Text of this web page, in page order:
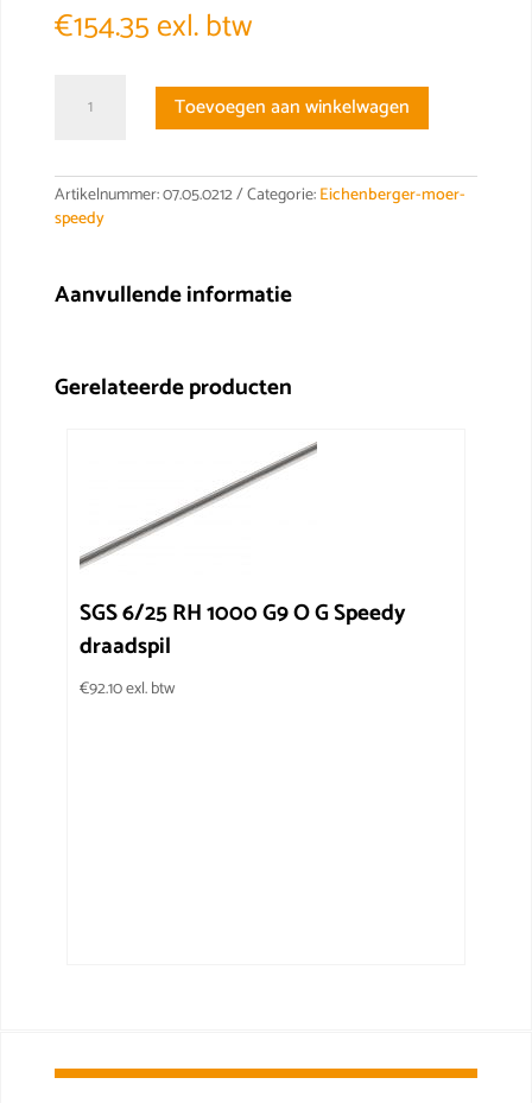
€154.35exl. btw
G
Speedy
moer
Toevoegen aan winkelwagen
Artikelnummer:07.05.0212 Categorie:Eichenberger-moer-
speedy
Aanvullende informatie
Gerelateerde producten
SGS 6/25 RH 1000 G9 O G Speedy
draadspil
€92.10exl. btw